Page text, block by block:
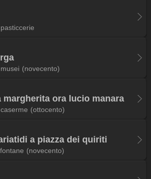
pasticcerie
musei (novecento)
margherita ora lucio manara
caserme (ottocento)
a piazza dei quiriti
fontane (novecento)